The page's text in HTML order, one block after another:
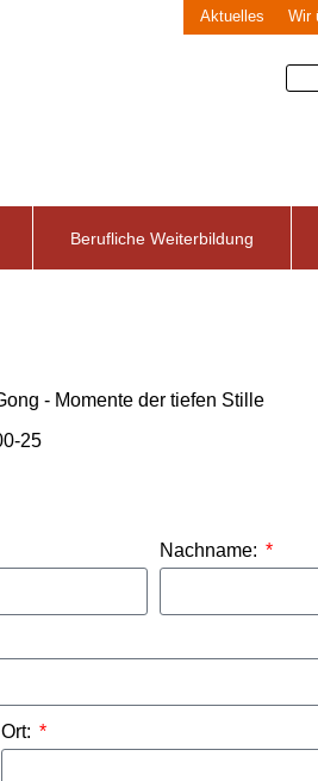
Aktuelles Wir
Berufliche Weiterbildung
- Momente der tiefen Stille
25
Nachname:
Ort: